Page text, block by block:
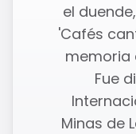
el
'Cafés
memoria
Fue
Minas de